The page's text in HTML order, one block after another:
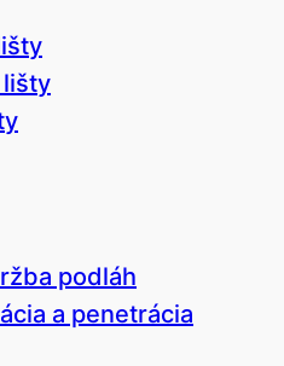
lišty
podláh
a penetrácia